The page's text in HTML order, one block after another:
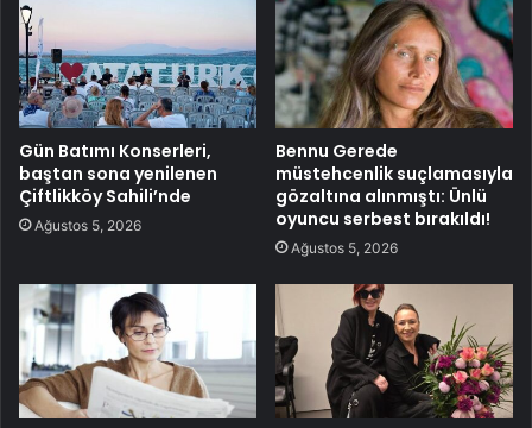
Gün Batımı Konserleri,
baştan sona yenilenen
Çiftlikköy Sahili’nde
Ağustos 5, 2026
Bennu Gerede
müstehcenlik suçlamasıyla
gözaltına alınmıştı: Ünlü
oyuncu serbest bırakıldı!
Ağustos 5, 2026